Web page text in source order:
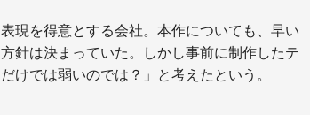
現を得意とする会社。本作についても、早い
針は決まっていた。しかし事前に制作したテ
けでは弱いのでは？」と考えたという。